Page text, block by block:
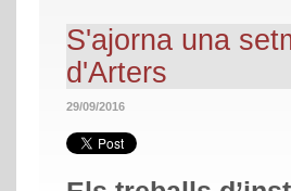
S'ajorna una
d'Arters
29/09/2016